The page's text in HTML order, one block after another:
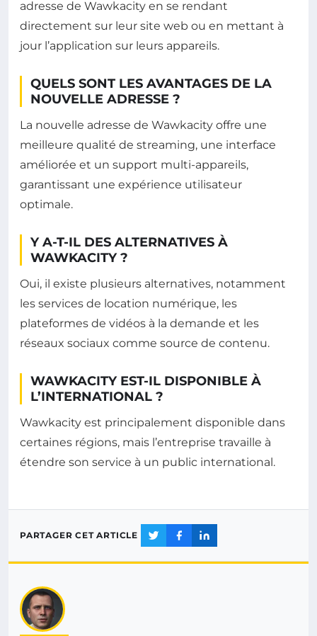
adresse de Wawkacity en se rendant
directement sur leur site web ou en mettant à
jour l’application sur leurs appareils.
QUELS SONT LES AVANTAGES DE LA
NOUVELLE ADRESSE ?
La nouvelle adresse de Wawkacity offre une
meilleure qualité de streaming, une interface
améliorée et un support multi-appareils,
garantissant une expérience utilisateur
optimale.
Y A-T-IL DES ALTERNATIVES À
WAWKACITY ?
Oui, il existe plusieurs alternatives, notamment
les services de location numérique, les
plateformes de vidéos à la demande et les
réseaux sociaux comme source de contenu.
WAWKACITY EST-IL DISPONIBLE À
L’INTERNATIONAL ?
Wawkacity est principalement disponible dans
certaines régions, mais l’entreprise travaille à
étendre son service à un public international.
PARTAGER CET ARTICLE